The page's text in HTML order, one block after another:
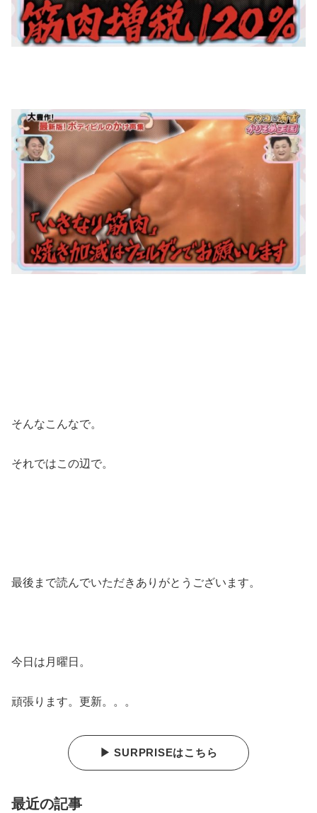
そんなこんなで。
それではこの辺で。
最後まで読んでいただきありがとうございます。
今日は月曜日。
頑張ります。更新。。。
▶ SURPRISEはこちら
最近の記事